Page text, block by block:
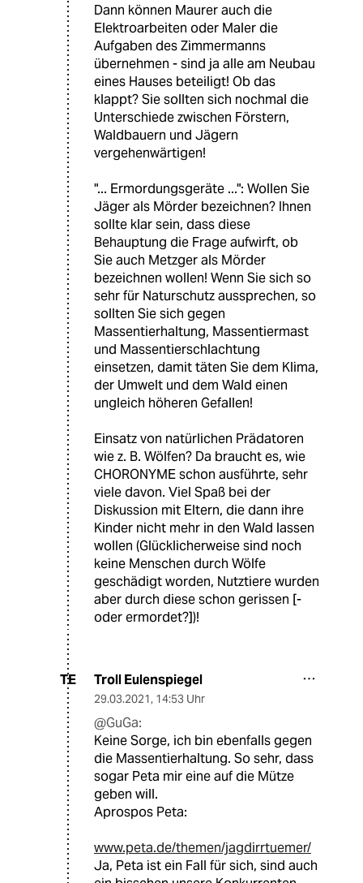
Dann können Maurer auch die
Elektroarbeiten oder Maler die
Aufgaben des Zimmermanns
übernehmen - sind ja alle am Neubau
eines Hauses beteiligt! Ob das
klappt? Sie sollten sich nochmal die
Unterschiede zwischen Förstern,
Waldbauern und Jägern
vergehenwärtigen!
"... Ermordungsgeräte ...": Wollen Sie
Jäger als Mörder bezeichnen? Ihnen
sollte klar sein, dass diese
Behauptung die Frage aufwirft, ob
Sie auch Metzger als Mörder
bezeichnen wollen! Wenn Sie sich so
sehr für Naturschutz aussprechen, so
sollten Sie sich gegen
Massentierhaltung, Massentiermast
und Massentierschlachtung
einsetzen, damit täten Sie dem Klima,
der Umwelt und dem Wald einen
ungleich höheren Gefallen!
Einsatz von natürlichen Prädatoren
wie z. B. Wölfen? Da braucht es, wie
CHORONYME schon ausführte, sehr
viele davon. Viel Spaß bei der
Diskussion mit Eltern, die dann ihre
Kinder nicht mehr in den Wald lassen
wollen (Glücklicherweise sind noch
keine Menschen durch Wölfe
geschädigt worden, Nutztiere wurden
aber durch diese schon gerissen [-
oder ermordet?])!
TE Troll Eulenspiegel
29.03.2021, 14:53 Uhr
@GuGa:
Keine Sorge, ich bin ebenfalls gegen
die Massentierhaltung. So sehr, dass
sogar Peta mir eine auf die Mütze
geben will.
Aprospos Peta:
www.peta.de/themen/jagdirrtuemer/
Ja, Peta ist ein Fall für sich, sind auch